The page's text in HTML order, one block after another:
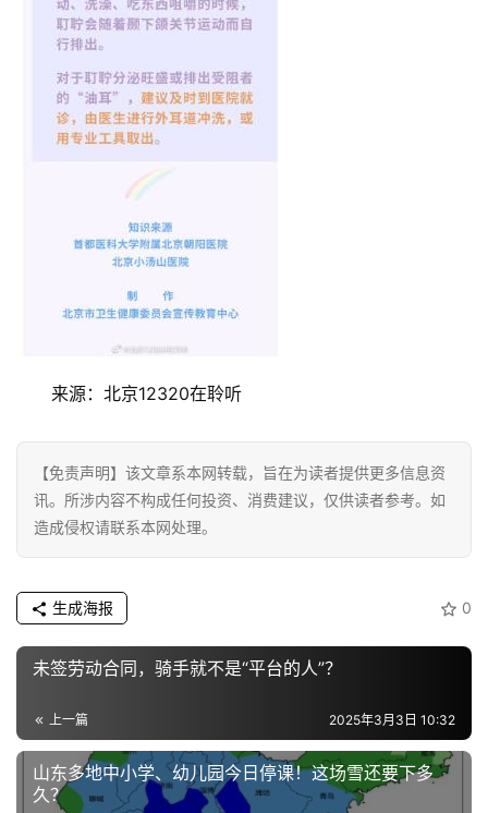
汽
车
·
新
能
源
登录
来源：北京12320在聆听
【免责声明】该文章系本网转载，旨在为读者提供更多信息资
讯。所涉内容不构成任何投资、消费建议，仅供读者参考。如
造成侵权请联系本网处理。
0
生成海报
未签劳动合同，骑手就不是“平台的人”？
上一篇 2025年3月3日 10:32
山东多地中小学、幼儿园今日停课！这场雪还要下多
久？